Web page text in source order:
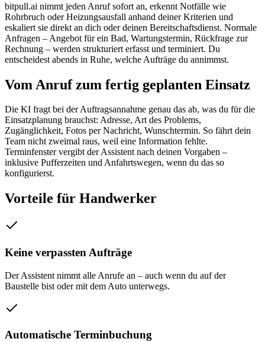
bitpull.ai nimmt jeden Anruf sofort an, erkennt Notfälle wie
Rohrbruch oder Heizungsausfall anhand deiner Kriterien und
eskaliert sie direkt an dich oder deinen Bereitschaftsdienst. Normale
Anfragen – Angebot für ein Bad, Wartungstermin, Rückfrage zur
Rechnung – werden strukturiert erfasst und terminiert. Du
entscheidest abends in Ruhe, welche Aufträge du annimmst.
Vom Anruf zum fertig geplanten Einsatz
Die KI fragt bei der Auftragsannahme genau das ab, was du für die
Einsatzplanung brauchst: Adresse, Art des Problems,
Zugänglichkeit, Fotos per Nachricht, Wunschtermin. So fährt dein
Team nicht zweimal raus, weil eine Information fehlte.
Terminfenster vergibt der Assistent nach deinen Vorgaben –
inklusive Pufferzeiten und Anfahrtswegen, wenn du das so
konfigurierst.
Vorteile für Handwerker
Keine verpassten Aufträge
Der Assistent nimmt alle Anrufe an – auch wenn du auf der
Baustelle bist oder mit dem Auto unterwegs.
Automatische Terminbuchung